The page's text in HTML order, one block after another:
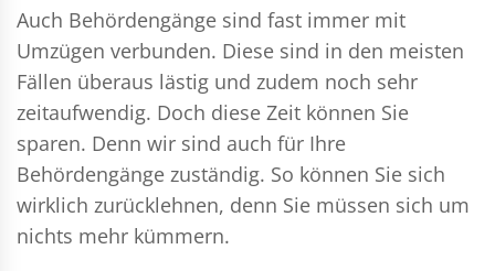
Auch Behördengänge sind fast immer mit
Umzügen verbunden. Diese sind in den meisten
Fällen überaus lästig und zudem noch sehr
zeitaufwendig. Doch diese Zeit können Sie
sparen. Denn wir sind auch für Ihre
Behördengänge zuständig. So können Sie sich
wirklich zurücklehnen, denn Sie müssen sich um
nichts mehr kümmern.